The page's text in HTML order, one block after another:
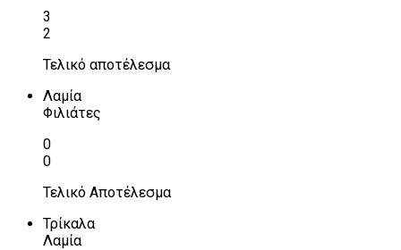
3
2
Τελικό αποτέλεσμα
Λαμία
Φιλιάτες
0
0
Τελικό Αποτέλεσμα
Τρίκαλα
Λαμία